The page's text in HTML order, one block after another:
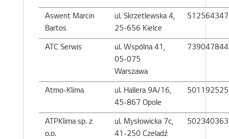
Aswent Marcin
Bartos
ul. Skrzetlewska 4,
25-656 Kielce
512564347
ATC Serwis
ul. Wspólna 41,
05-075
Warszawa
739047844
Atmo-Klima
ul. Hallera 9A/16,
45-867 Opole
501192525
ATPKlima sp. z
o.o.
ul. Mysłowicka 7c,
41-250 Czeladź
502340363